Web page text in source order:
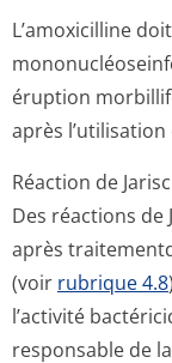
L’amoxicilline
éruption
après l’utilisation
Réaction de
Des réactions de
après
(voir rubrique 4.8
l’activité
responsable de